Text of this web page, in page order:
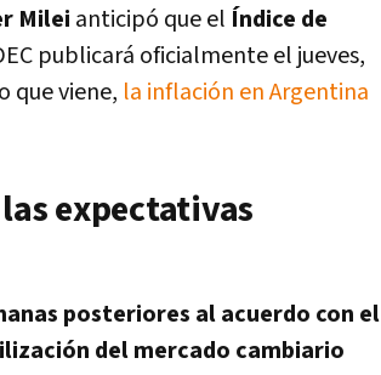
Milei anticipó que el Índice de
publicará oficialmente el jueves,
que viene, la inflación en Argentina
expectativas
posteriores al acuerdo con el
del mercado cambiario